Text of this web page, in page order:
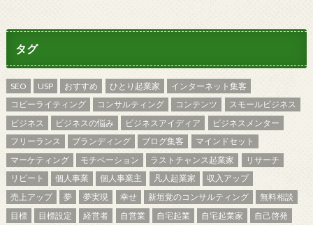
タグ
SEO USP おすすめ ひとり起業家
インターネット集客
コピーライティング
コンサルティング コンテンツ
スモールビジネス
ビジネス
ビジネスの悩み ビジネスアイディア
ビジネスメンター
フリーランス
ブランディング ブログ集客
マインドセット
マーケティング
モチベーション ラストチャンス起業家
リサーチ
リピート
個人事業 個人事業主 凡人起業家
収入アップ
売上アップ
夢 夢実現 幸せ 新垣覚のコンサルティング
無料相談
目標
目標設定 経営者 自営業 自宅起業 自宅起業家
自己啓発